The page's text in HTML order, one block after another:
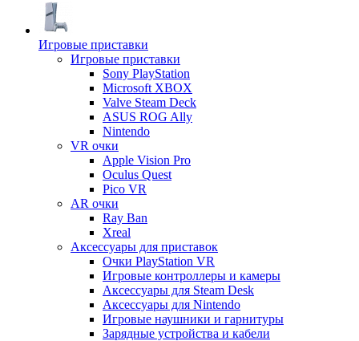
Игровые приставки
Игровые приставки
Sony PlayStation
Microsoft XBOX
Valve Steam Deck
ASUS ROG Ally
Nintendo
VR очки
Apple Vision Pro
Oculus Quest
Pico VR
AR очки
Ray Ban
Xreal
Аксессуары для приставок
Очки PlayStation VR
Игровые контроллеры и камеры
Аксессуары для Steam Desk
Аксессуары для Nintendo
Игровые наушники и гарнитуры
Зарядные устройства и кабели